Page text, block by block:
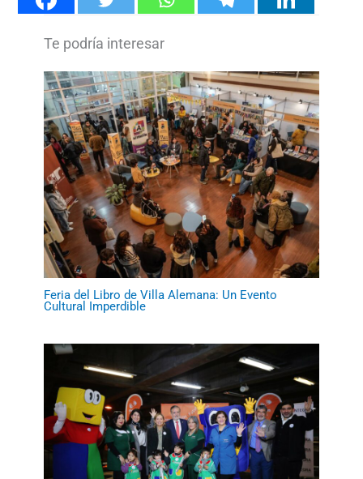
Feria del Libro de Villa Alemana: Un Evento
Cultural Imperdible